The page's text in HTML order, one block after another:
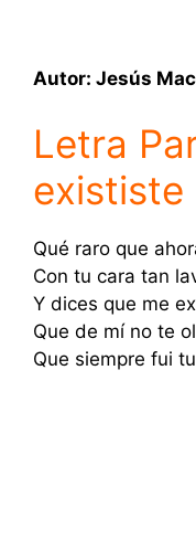
Autor: Jesús
Letra
exististe
Qué raro que
Con tu cara tan
Y dices que me
Que de mí no te
Que siempre fui